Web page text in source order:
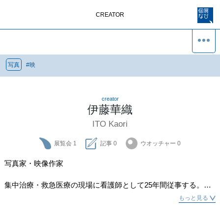
CREATOR
写真 #映
creator
伊藤華織
ITO Kaori
展覧会 1 記事 0 ウオッチャー 0
写真家・映像作家
集中治療・救急医療の現場に看護師として25年間従事する。生
と死が迫る医療の現場で自分が感じた生きることの稀有さ、そ
もっと見る